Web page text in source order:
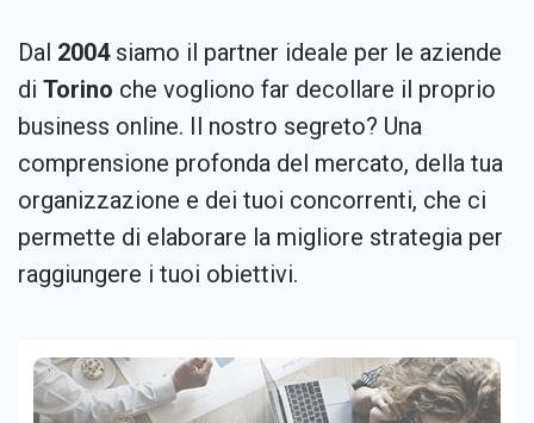
Dal 2004siamo il partner ideale per le aziende
di Torino che vogliono far decollare il proprio
business online. Il nostro segreto? Una
comprensione profonda del mercato, della tua
organizzazione e dei tuoi concorrenti, che ci
permette di elaborare la migliore strategia per
raggiungere i tuoi obiettivi.